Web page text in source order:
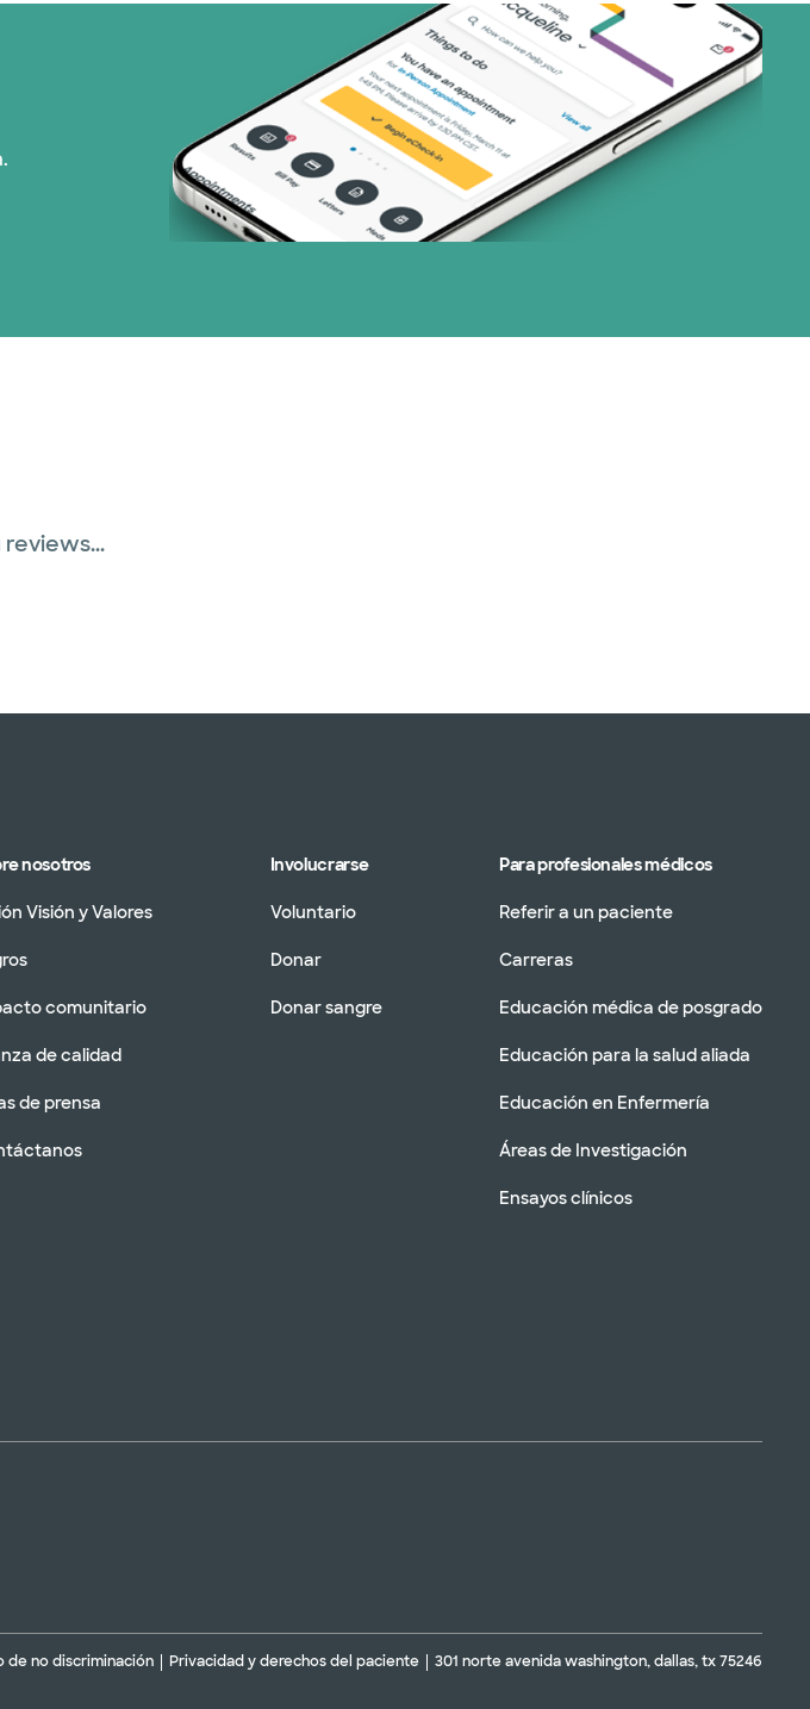
Prism Electric (1 planes)
Plan de Salud Superior (3 planes)
United HealthCare (28 planes)
nosotros
Visión y Valores
comunitario
de calidad
de prensa
Involucrarse
Voluntario
Donar
Donar sangre
Para profesionales médicos
Referir a un paciente
Carreras
Educación médica de posgrado
Educación para la salud aliada
Educación en Enfermería
Áreas de Investigación
Ensayos clínicos
de no discriminación Privacidad y derechos del paciente 301 norte avenida washington, dallas, tx 75246